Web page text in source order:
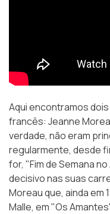
Aqui encontramos
francês: Jeanne
verdade, não eram
regularmente, desde
for, "Fim de Semana
decisivo nas suas
Moreau que, ainda em
Malle, em "Os